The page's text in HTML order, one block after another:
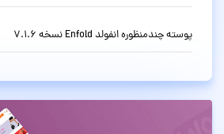
پوسته چندمنظوره انفولد Enfold نسخه 7.1.6